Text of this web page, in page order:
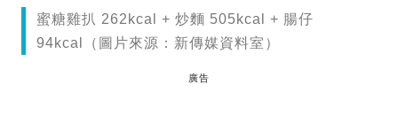
蜜糖雞扒 262kcal + 炒麵 505kcal + 腸仔
94kcal（圖片來源：新傳媒資料室）
廣告